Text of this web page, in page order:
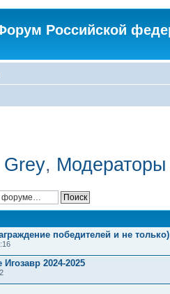
Российской
Grey,
победителей и не только)
2024-2025